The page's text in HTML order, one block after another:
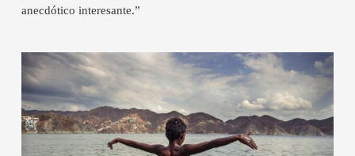
anecdótico interesante.”